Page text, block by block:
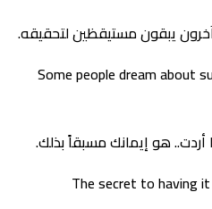
يبقون مستيقظين لتحقيقه.
Some people dream about
هو إيمانك مسبقاً بذلك.
The secret to having